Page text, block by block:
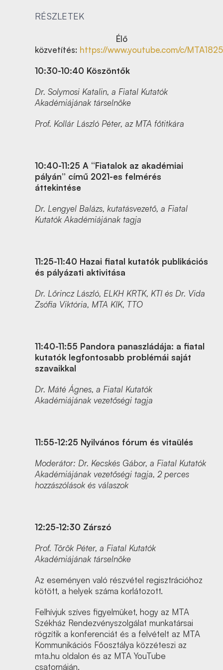
RÉSZLETEK
Élő
közvetítés: https://www.youtube.com/c/MTA1825
10:30-10:40 Köszöntők
Dr. Solymosi Katalin, a Fiatal Kutatók
Akadémiájának társelnöke
Prof. Kollár László Péter, az MTA főtitkára
10:40-11:25 A “Fiatalok az akadémiai
pályán” című 2021-es felmérés
áttekintése
Dr. Lengyel Balázs, kutatásvezető, a Fiatal
Kutatók Akadémiájának tagja
11:25-11:40 Hazai fiatal kutatók publikációs
és pályázati aktivitása
Dr. Lőrincz László, ELKH KRTK, KTI és Dr. Vida
Zsófia Viktória, MTA KIK, TTO
11:40-11:55 Pandora panaszládája: a fiatal
kutatók legfontosabb problémái saját
szavaikkal
Dr. Máté Ágnes, a Fiatal Kutatók
Akadémiájának vezetőségi tagja
11:55-12:25 Nyilvános fórum és vitaülés
Moderátor: Dr. Kecskés Gábor, a Fiatal Kutatók
Akadémiájának vezetőségi tagja, 2 perces
hozzászólások és válaszok
12:25-12:30 Zárszó
Prof. Török Péter, a Fiatal Kutatók
Akadémiájának társelnöke
Az eseményen való részvétel regisztrációhoz
kötött, a helyek száma korlátozott.
Felhívjuk szíves figyelmüket, hogy az MTA
Székház Rendezvényszolgálat munkatársai
rögzítik a konferenciát és a felvételt az MTA
Kommunikációs Főosztálya közzéteszi az
mta.hu oldalon és az MTA YouTube
csatornáján.